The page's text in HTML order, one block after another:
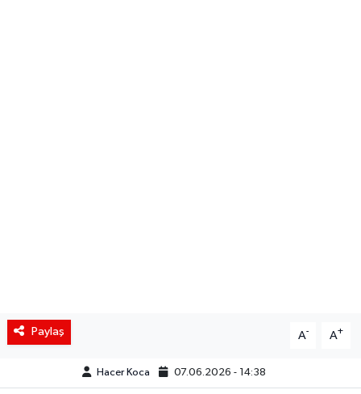
Paylaş A- A+
Hacer Koca 07.06.2026 - 14:38